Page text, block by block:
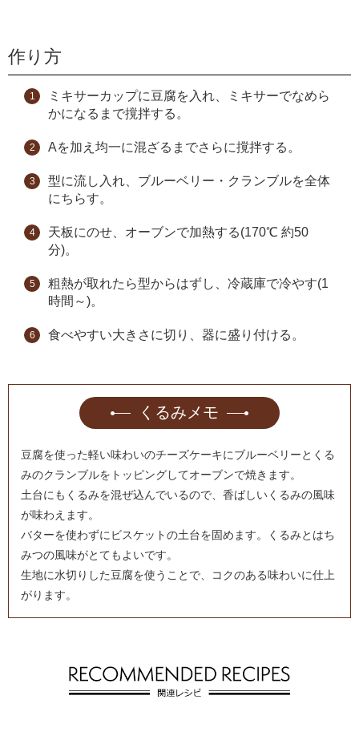
作り方
ミキサーカップに豆腐を入れ、ミキサーでなめら
かになるまで撹拌する。
Aを加え均一に混ざるまでさらに撹拌する。
型に流し入れ、ブルーベリー・クランブルを全体
にちらす。
天板にのせ、オーブンで加熱する(170℃ 約50
分)。
粗熱が取れたら型からはずし、冷蔵庫で冷やす(1
時間～)。
食べやすい大きさに切り、器に盛り付ける。
くるみメモ
豆腐を使った軽い味わいのチーズケーキにブルーベリーとくる
みのクランブルをトッピングしてオーブンで焼きます。
土台にもくるみを混ぜ込んでいるので、香ばしいくるみの風味
が味わえます。
バターを使わずにビスケットの土台を固めます。くるみとはち
みつの風味がとてもよいです。
生地に水切りした豆腐を使うことで、コクのある味わいに仕上
がります。